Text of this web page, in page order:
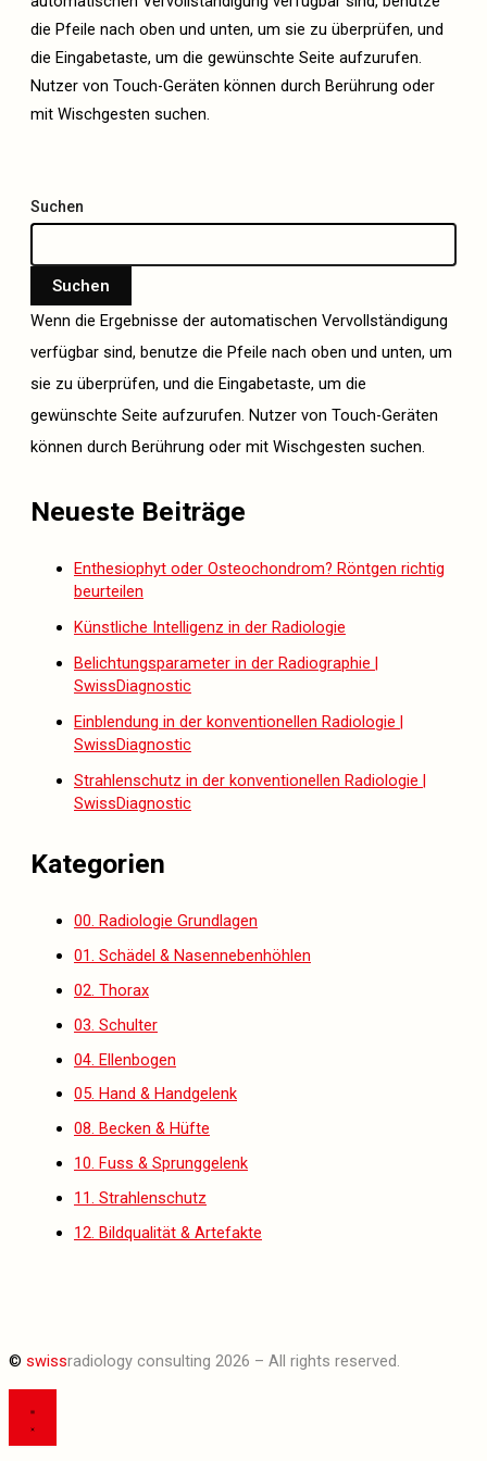
die Pfeile nach oben und unten, um sie zu überprüfen, und
die Eingabetaste, um die gewünschte Seite aufzurufen.
Nutzer von Touch-Geräten können durch Berührung oder
mit Wischgesten suchen.
Suchen
Suchen
Wenn die Ergebnisse der automatischen Vervollständigung
verfügbar sind, benutze die Pfeile nach oben und unten, um
sie zu überprüfen, und die Eingabetaste, um die
gewünschte Seite aufzurufen. Nutzer von Touch-Geräten
können durch Berührung oder mit Wischgesten suchen.
Neueste Beiträge
Enthesiophyt oder Osteochondrom? Röntgen richtig
beurteilen
Künstliche Intelligenz in der Radiologie
Belichtungsparameter in der Radiographie |
SwissDiagnostic
Einblendung in der konventionellen Radiologie |
SwissDiagnostic
Strahlenschutz in der konventionellen Radiologie |
SwissDiagnostic
Kategorien
00. Radiologie Grundlagen
01. Schädel & Nasennebenhöhlen
02. Thorax
03. Schulter
04. Ellenbogen
05. Hand & Handgelenk
08. Becken & Hüfte
10. Fuss & Sprunggelenk
11. Strahlenschutz
12. Bildqualität & Artefakte
© swissradiology consulting 2026 – All rights reserved.